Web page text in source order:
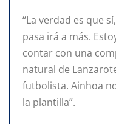
“La verdad es que
pasa irá a más.
contar con una
natural de
futbolista. Ainhoa
la plantilla”.